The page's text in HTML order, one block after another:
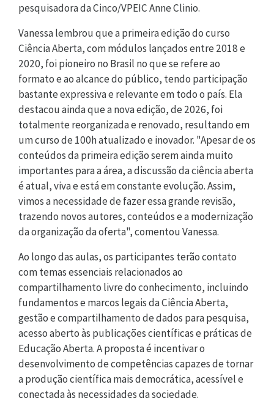
pesquisadora da Cinco/VPEIC Anne Clinio.
Vanessa lembrou que a primeira edição do curso
Ciência Aberta, com módulos lançados entre 2018 e
2020, foi pioneiro no Brasil no que se refere ao
formato e ao alcance do público, tendo participação
bastante expressiva e relevante em todo o país. Ela
destacou ainda que a nova edição, de 2026, foi
totalmente reorganizada e renovado, resultando em
um curso de 100h atualizado e inovador. "Apesar de os
conteúdos da primeira edição serem ainda muito
importantes para a área, a discussão da ciência aberta
é atual, viva e está em constante evolução. Assim,
vimos a necessidade de fazer essa grande revisão,
trazendo novos autores, conteúdos e a modernização
da organização da oferta", comentou Vanessa.
Ao longo das aulas, os participantes terão contato
com temas essenciais relacionados ao
compartilhamento livre do conhecimento, incluindo
fundamentos e marcos legais da Ciência Aberta,
gestão e compartilhamento de dados para pesquisa,
acesso aberto às publicações científicas e práticas de
Educação Aberta. A proposta é incentivar o
desenvolvimento de competências capazes de tornar
a produção científica mais democrática, acessível e
conectada às necessidades da sociedade.